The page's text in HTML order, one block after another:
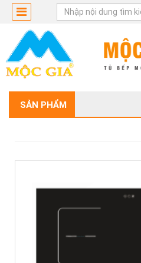
SẢN PHẨM